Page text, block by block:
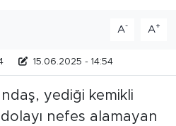
A- A+
15.06.2025 - 14:54
yediği kemikli
nefes alamayan